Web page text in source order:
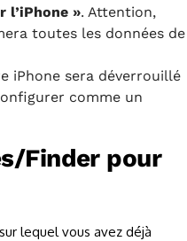
l’iPhone ». Attention,
toutes les données de
iPhone sera déverrouillé
comme un
Finder pour
lequel vous avez déjà